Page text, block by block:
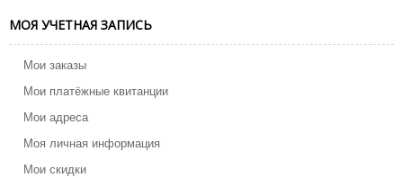
МОЯ УЧЕТНАЯ ЗАПИСЬ
Мои заказы
Мои платёжные квитанции
Мои адреса
Моя личная информация
Мои скидки